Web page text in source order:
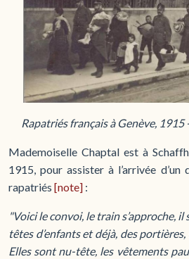
Rapatriés français à Genève,
Mademoiselle Chaptal est à
1915, pour assister à l’arrivée
rapatriés [note] :
"Voici le convoi, le train s’approche, il
têtes d’enfants et déjà, des
Elles sont nu-tête, les vêtements